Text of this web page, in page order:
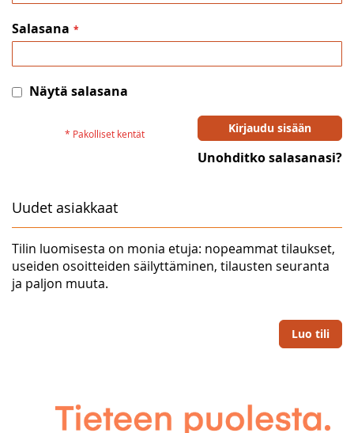
Salasana
Näytä salasana
Kirjaudu sisään
Unohditko salasanasi?
Uudet asiakkaat
Tilin luomisesta on monia etuja: nopeammat tilaukset,
useiden osoitteiden säilyttäminen, tilausten seuranta
ja paljon muuta.
Luo tili